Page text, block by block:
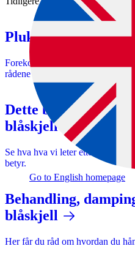
Go to English homepage
Plukk så nært
Forekomster av giftige skjell
rådene veksler langs samme
Dette betyr
blåskjellvarselet
Se hva hva vi leter etter i
betyr.
Behandling,
blåskjell
Her får du råd om hvordan du